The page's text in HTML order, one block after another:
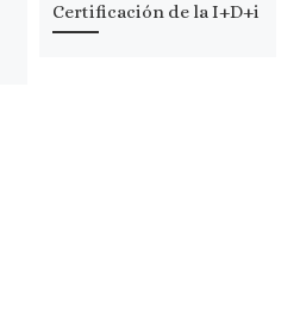
Certificación de la I+D+i